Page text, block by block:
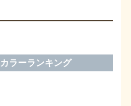
ラーランキング